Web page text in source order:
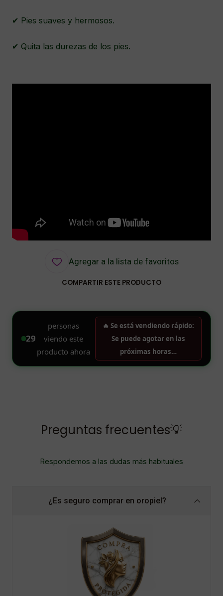
✔ Pies suaves y hermosos.
✔ Quita las durezas de los pies.
Agregar a la lista de favoritos
COMPARTIR ESTE PRODUCTO
Preguntas frecuentes💡
Respondemos a las dudas más habituales
¿Es seguro comprar en oropiel?